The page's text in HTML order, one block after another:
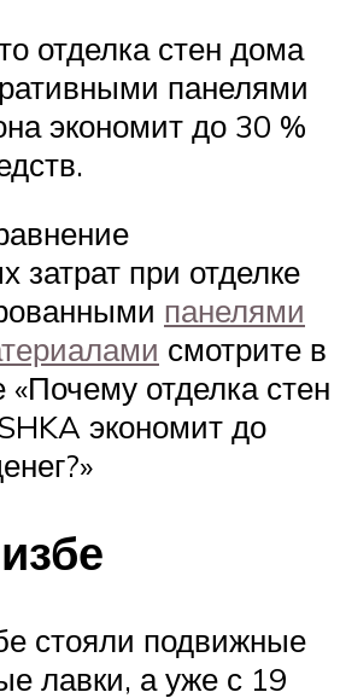
отделка стен дома
панелями
экономит до 30 %
затрат при отделке
панелями
смотрите в
отделка стен
экономит до
стояли подвижные
лавки, а уже с 19